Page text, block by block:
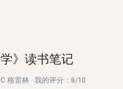
》读书笔记
格雷林 · 我的评分： 8/10